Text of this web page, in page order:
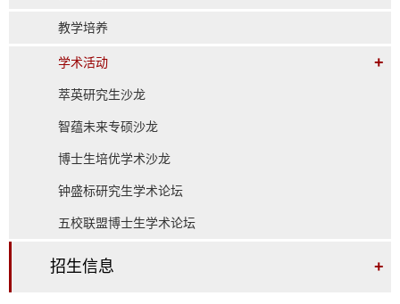
教学培养
学术活动 +
萃英研究生沙龙
智蕴未来专硕沙龙
博士生培优学术沙龙
钟盛标研究生学术论坛
五校联盟博士生学术论坛
招生信息 +